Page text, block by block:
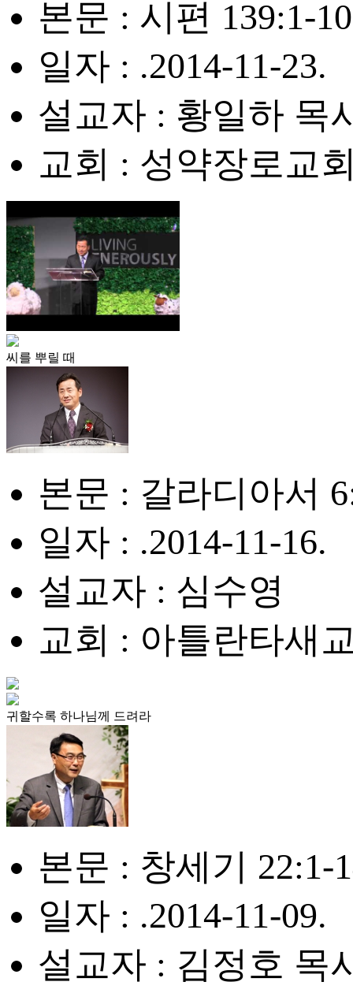
본문 : 시편 139:1-10
일자 : .2014-11-23.
설교자 : 황일하 목
교회 : 성약장로교
씨를 뿌릴 때
본문 : 갈라디아서
일자 : .2014-11-16.
설교자 : 심수영
교회 : 아틀란타새
귀할수록 하나님께 드려라
본문 : 창세기 22:1-
일자 : .2014-11-09.
설교자 : 김정호 목